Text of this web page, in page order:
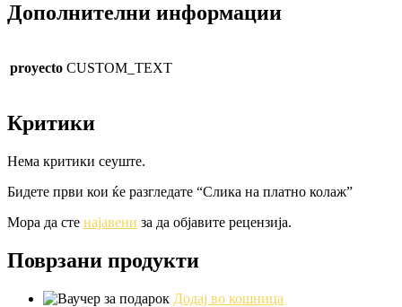
Дополнителни информации
proyecto CUSTOM_TEXT
Критики
Нема критики сеуште.
Бидете први кои ќе разгледате “Слика на платно колаж”
Мора да сте најавени за да објавите рецензија.
Поврзани продукти
Додај во кошница